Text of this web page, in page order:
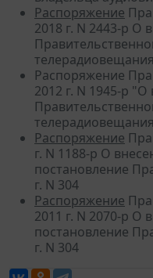
Распоряжение
2018 г. N 2443-р О
телерадиовещания
Распоряжение
2012 г. N 1945-р
Распоряжение
г. N 1188-р О
постановление
г. N 304
Распоряжение
2011 г. N 2070-р О
постановление
г. N 304